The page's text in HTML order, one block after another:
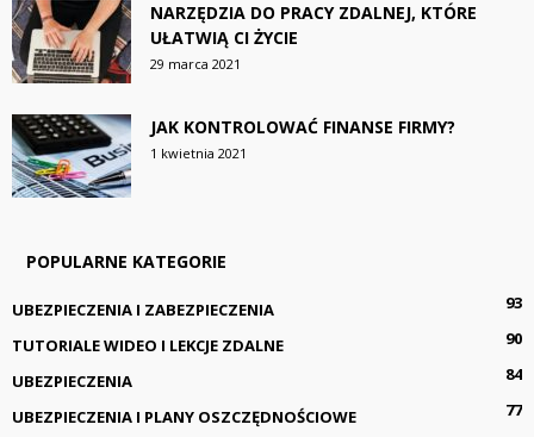
NARZĘDZIA DO PRACY ZDALNEJ, KTÓRE
UŁATWIĄ CI ŻYCIE
29 marca 2021
JAK KONTROLOWAĆ FINANSE FIRMY?
1 kwietnia 2021
POPULARNE KATEGORIE
UBEZPIECZENIA I ZABEZPIECZENIA
93
TUTORIALE WIDEO I LEKCJE ZDALNE
90
UBEZPIECZENIA
84
UBEZPIECZENIA I PLANY OSZCZĘDNOŚCIOWE
77